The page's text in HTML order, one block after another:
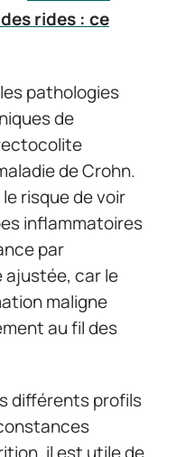
rides : ce
pathologies
de
de Crohn.
risque de voir
inflammatoires
par
car le
maligne
au fil des
différents profils